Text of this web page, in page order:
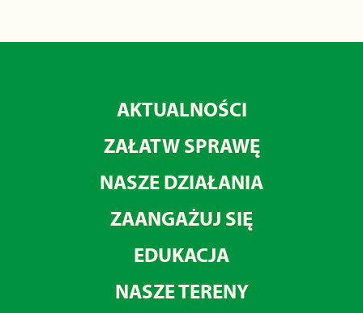
AKTUALNOŚCI
ZAŁATW SPRAWĘ
NASZE DZIAŁANIA
ZAANGAŻUJ SIĘ
EDUKACJA
NASZE TERENY